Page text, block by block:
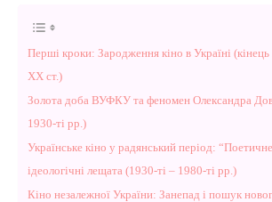
Перші кроки: Зародження кіно в Україні
XX ст.)
Золота доба ВУФКУ та феномен Олександра
1930-ті рр.)
Українське кіно у радянський період:
ідеологічні лещата (1930-ті – 1980-ті рр.)
Кіно незалежної України: Занепад і пошук